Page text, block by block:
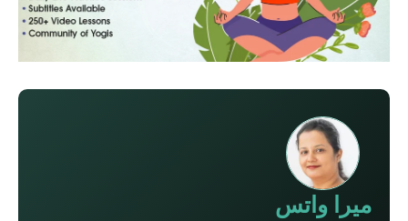
ميرا واتس